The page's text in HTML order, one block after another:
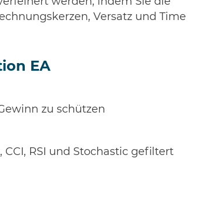
Versatz und Time
EA
zu schützen
RSI und Stochastic gefiltert